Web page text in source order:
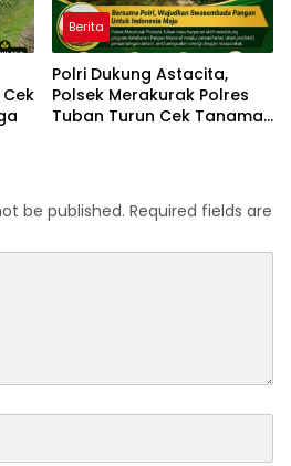
Berita
Polri Dukung Astacita,
Polsek Merakurak Polres
Tuban Turun Cek Tanaman
be published. Required fields are